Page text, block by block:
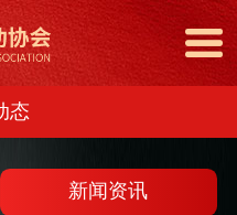
态
新闻资讯